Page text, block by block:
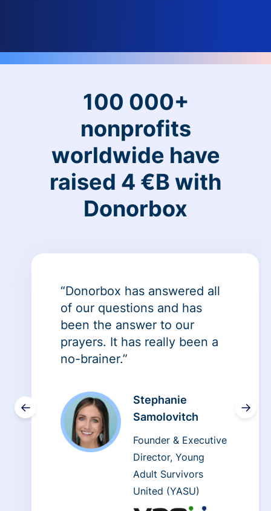
100 000+
nonprofits
worldwide have
raised 4 €B with
Donorbox
←
“Donorbox has answered all
of our questions and has
been the answer to our
prayers. It has really been a
no-brainer.”
Stephanie
Samolovitch
Founder & Executive
Director, Young
Adult Survivors
United (YASU)
→